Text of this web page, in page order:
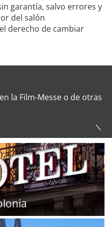
garantía, salvo errores y
del salón
derecho de cambiar
la Film-Messe o de otras